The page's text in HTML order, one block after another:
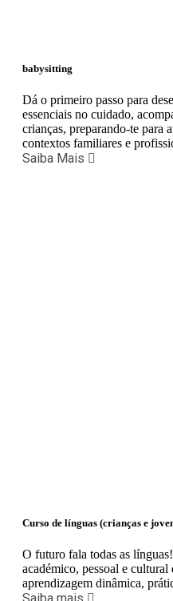
babysitting
Dá o primeiro passo para
essenciais no cuidado,
crianças, preparando-te para
contextos familiares e
Saiba Mais
Curso de línguas (crianças e
O futuro fala todas as
académico, pessoal e cultural
aprendizagem dinâmica,